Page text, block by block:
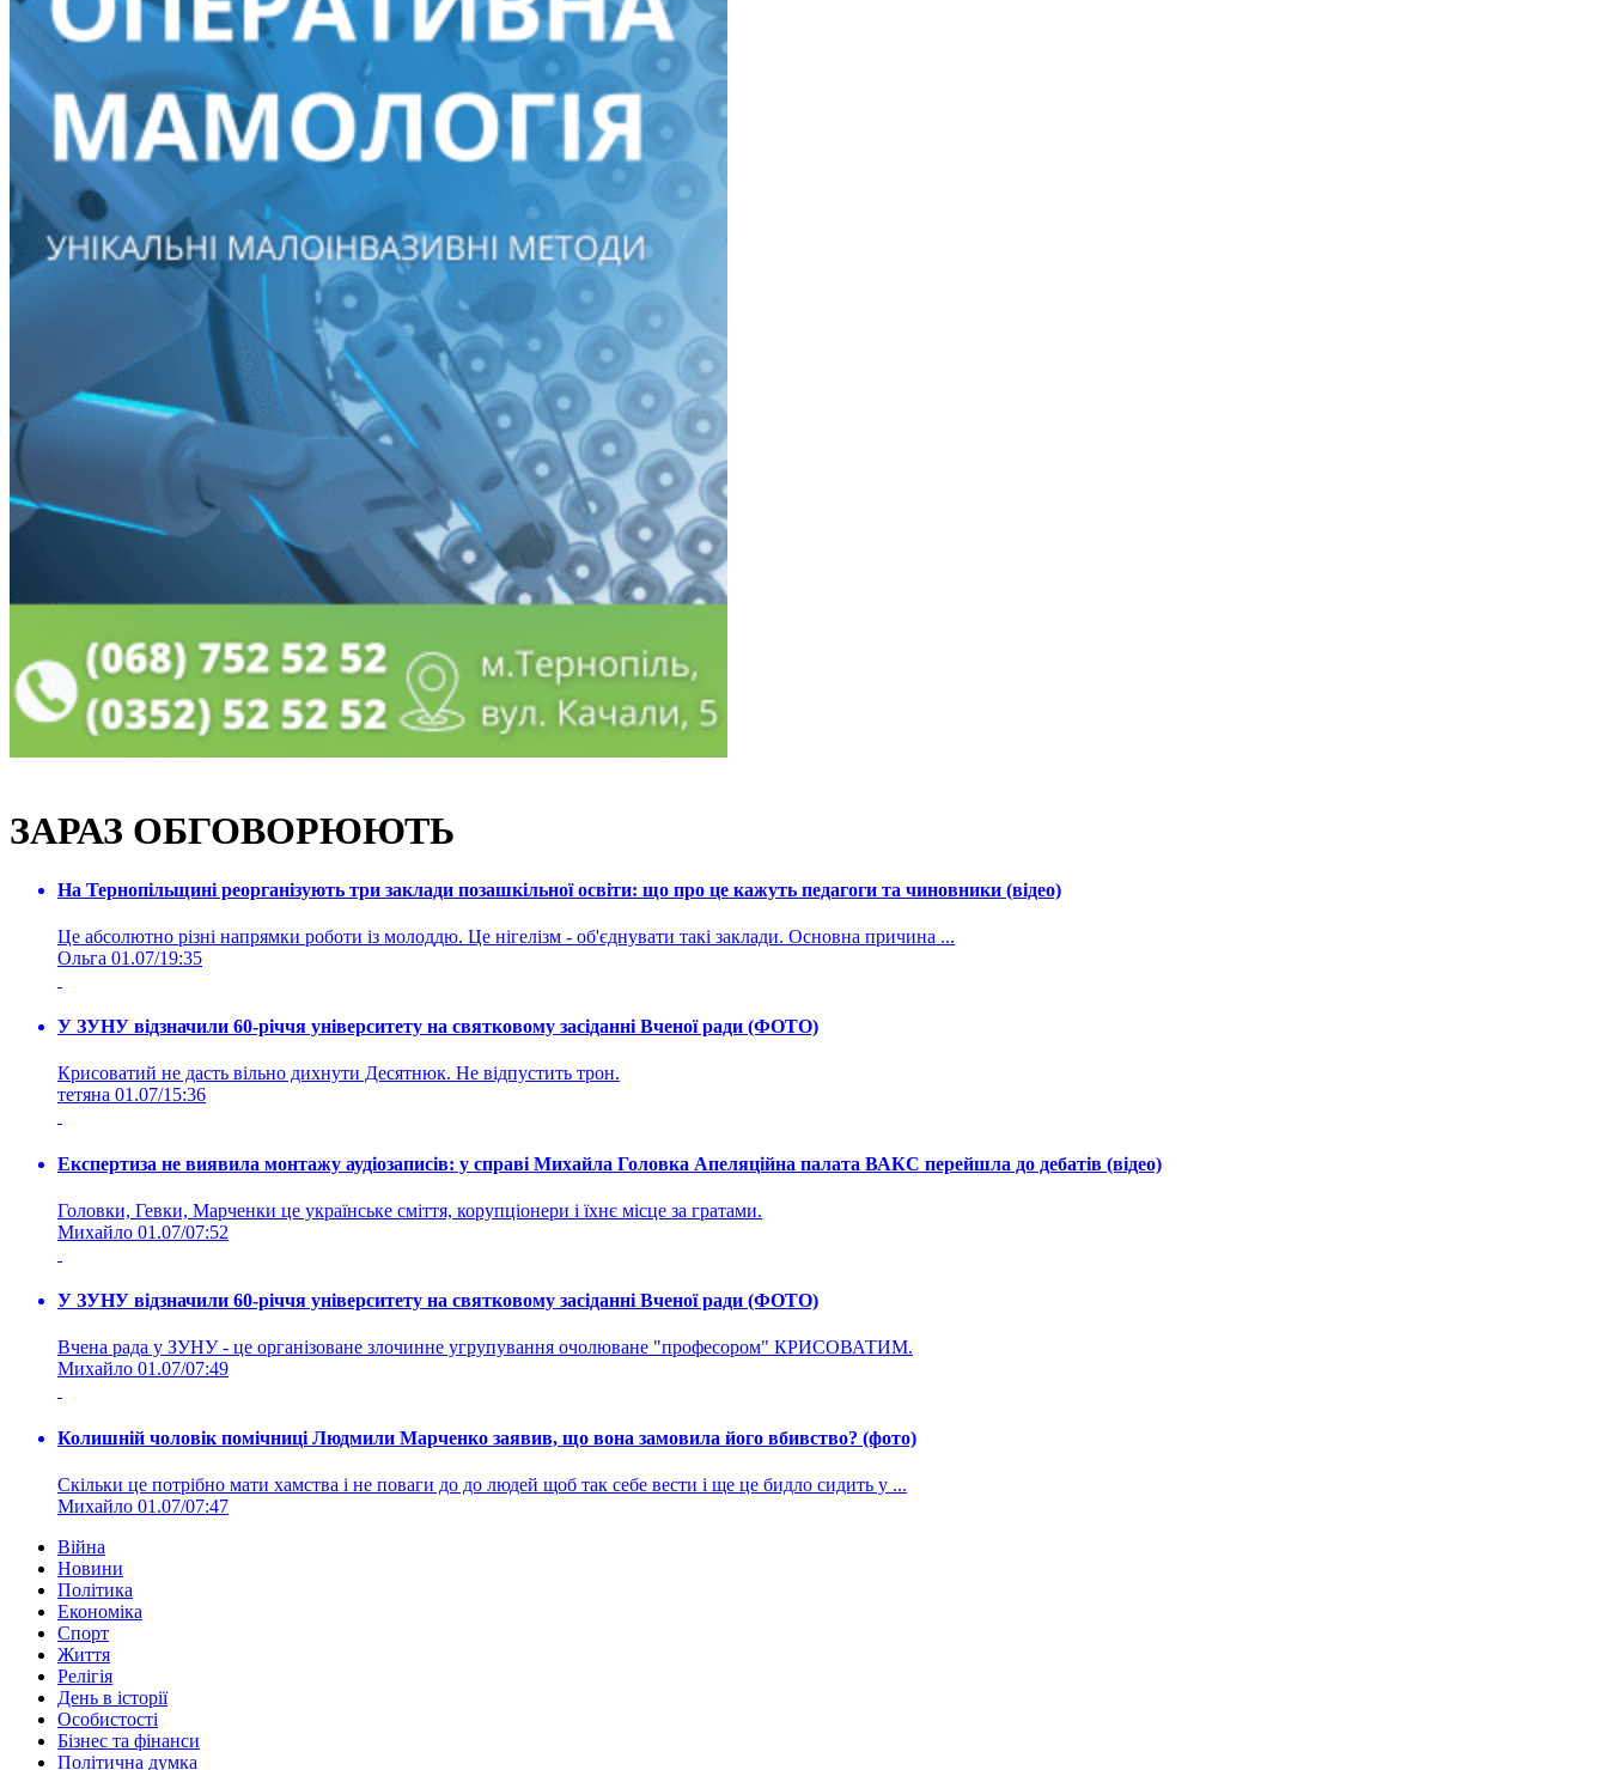
ЗАРАЗ ОБГОВОРЮЮТЬ
На Тернопільщині реорганізують три заклади позашкільної освіти: що про це кажуть педагоги та чиновники (відео)
Це абсолютно різні напрямки роботи із молоддю. Це нігелізм - об'єднувати такі заклади. Основна причина ...
Ольга 01.07/19:35
У ЗУНУ відзначили 60-річчя університету на святковому засіданні Вченої ради (ФОТО)
Крисоватий не дасть вільно дихнути Десятнюк. Не відпустить трон.
тетяна 01.07/15:36
Експертиза не виявила монтажу аудіозаписів: у справі Михайла Головка Апеляційна палата ВАКС перейшла до дебатів (відео)
Головки, Гевки, Марченки це українське сміття, корупціонери і їхнє місце за гратами.
Михайло 01.07/07:52
У ЗУНУ відзначили 60-річчя університету на святковому засіданні Вченої ради (ФОТО)
Вчена рада у ЗУНУ - це організоване злочинне угрупування очолюване "професором" КРИСОВАТИМ.
Михайло 01.07/07:49
Колишній чоловік помічниці Людмили Марченко заявив, що вона замовила його вбивство? (фото)
Скільки це потрібно мати хамства і не поваги до до людей щоб так себе вести і ще це бидло сидить у ...
Михайло 01.07/07:47
Війна
Новини
Політика
Економіка
Спорт
Життя
Релігія
День в історії
Особистості
Бізнес та фінанси
Політична думка